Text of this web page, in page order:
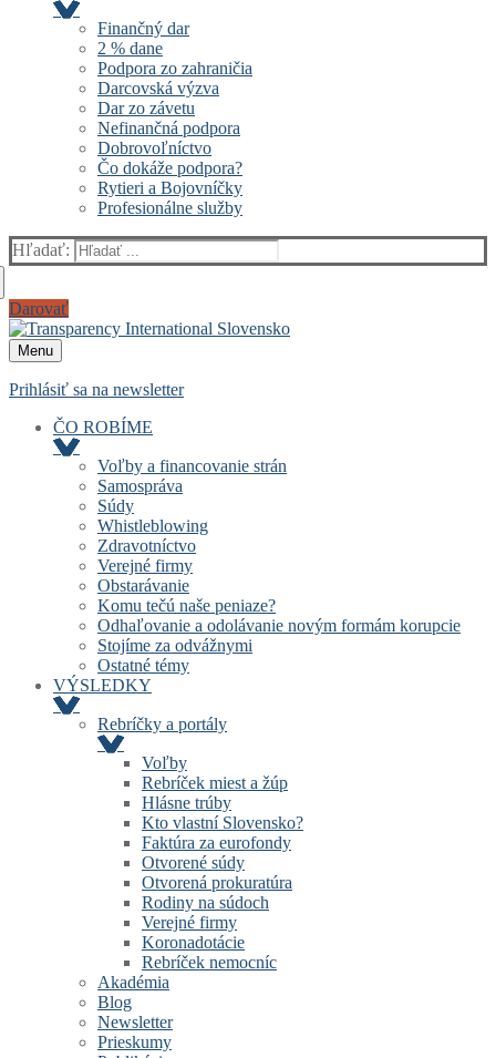
Finančný dar
2 % dane
Podpora zo zahraničia
Darcovská výzva
Dar zo závetu
Nefinančná podpora
Dobrovoľníctvo
Čo dokáže podpora?
Rytieri a Bojovníčky
Profesionálne služby
Hľadať:
Darovať
Menu
Prihlásiť sa na newsletter
ČO ROBÍME
Voľby a financovanie strán
Samospráva
Súdy
Whistleblowing
Zdravotníctvo
Verejné firmy
Obstarávanie
Komu tečú naše peniaze?
Odhaľovanie a odolávanie novým formám korupcie
Stojíme za odvážnymi
Ostatné témy
VÝSLEDKY
Rebríčky a portály
Voľby
Rebríček miest a žúp
Hlásne trúby
Kto vlastní Slovensko?
Faktúra za eurofondy
Otvorené súdy
Otvorená prokuratúra
Rodiny na súdoch
Verejné firmy
Koronadotácie
Rebríček nemocníc
Akadémia
Blog
Newsletter
Prieskumy